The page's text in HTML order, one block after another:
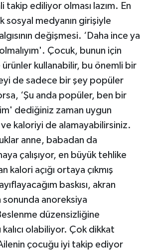
takip ediliyor olması lazım. En
sosyal medyanın girişiyle
değişmesi. ‘Daha ince ya
Çocuk, bunun için
kullanabilir, bu önemli bir
de sadece bir şey popüler
‘Şu anda popüler, ben bir
dediğiniz zaman uygun
kaloriyi de alamayabilirsiniz.
anne, babadan da
çalışıyor, en büyük tehlike
kalori açığı ortaya çıkmış
baskısı, akran
sonunda anoreksiya
düzensizliğine
olabiliyor. Çok dikkat
çocuğu iyi takip ediyor